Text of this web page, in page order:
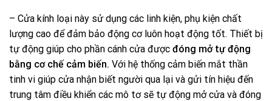
– Cửa kính loại này sử dụng các linh kiện, phụ kiện chất
lượng cao để đảm bảo động cơ luôn hoạt động tốt. Thiết bị
tự động giúp cho phần cánh cửa được đóng mở tự động
bằng cơ chế cảm biến. Với hệ thống cảm biến mắt thần
tinh vi giúp cửa nhận biết người qua lại và gửi tín hiệu đến
trung tâm điều khiển các mô tơ sẽ tự động mở cửa và đóng